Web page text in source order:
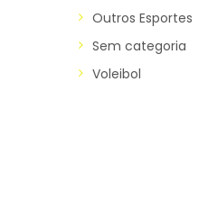
Outros Esportes
Sem categoria
Voleibol